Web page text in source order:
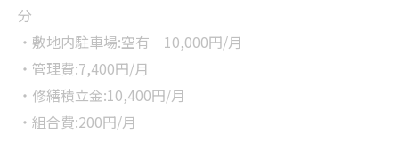
分
・敷地内駐車場:空有 10,000円/月
・管理費:7,400円/月
・修繕積立金:10,400円/月
・組合費:200円/月